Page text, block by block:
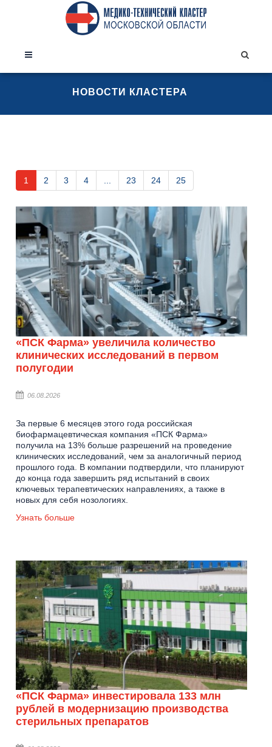
НОВОСТИ КЛАСТЕРА
1 2 3 4 23 24 25
«ПСК Фарма» увеличила количество
клинических исследований в первом
полугодии
06.08.2026
За первые 6 месяцев этого года российская
биофармацевтическая компания «ПСК Фарма»
получила на 13% больше разрешений на проведение
клинических исследований, чем за аналогичный период
прошлого года. В компании подтвердили, что планируют
до конца года завершить ряд испытаний в своих
ключевых терапевтических направлениях, а также в
новых для себя нозологиях.
Узнать больше
«ПСК Фарма» инвестировала 133 млн
рублей в модернизацию производства
стерильных препаратов